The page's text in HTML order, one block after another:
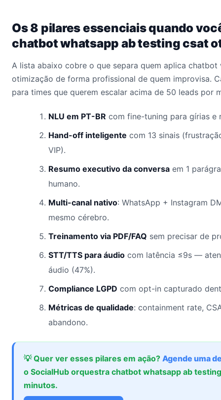
Os 8 pilares essenciais quando
chatbot whatsapp ab testing csat
A lista abaixo cobre o que separa quem aplica
otimização de forma profissional de quem improvisa.
para times que querem escalar acima de 50 leads por
NLU em PT-BR com fine-tuning para gírias e
Hand-off inteligente com 13 sinais
VIP).
Resumo executivo da conversa em 1
humano.
Multi-canal nativo: WhatsApp + Instagram
mesmo cérebro.
Treinamento via PDF/FAQ sem precisar de
STT/TTS para áudio com latência ≤9s —
áudio (47%).
Compliance LGPD com opt-in capturado
Métricas de qualidade: containment rate,
abandono.
💡 Quer ver esses pilares em ação? Agende uma
o SocialHub orquestra chatbot whatsapp ab
minutos.